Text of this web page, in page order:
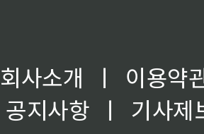
회사소개 ㅣ
이용약
공지사항
ㅣ
기사제